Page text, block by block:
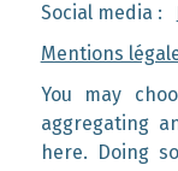
Social media :
Mentions
You may
aggregating
here. Doing